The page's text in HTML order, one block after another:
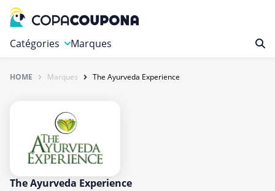
Catégories
Alimentation et Vins
Beauté et Bien-être
Cadeaux et Fleurs
Divertissement
Gaming et Jouets
Marques
HOME Marques The Ayurveda Experience
The Ayurveda Experience